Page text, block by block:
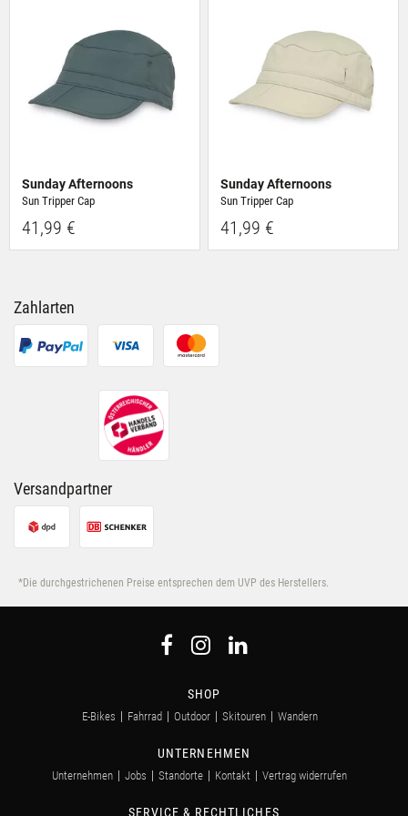
Sunday Afternoons
Sun Tripper Cap
41,99 €
Sunday Afternoons
Sun Tripper Cap
41,99 €
Zahlarten
Versandpartner
*Die durchgestrichenen Preise entsprechen dem UVP des Herstellers.
SHOP
E-Bikes Fahrrad Outdoor Skitouren Wandern
UNTERNEHMEN
Unternehmen Jobs Standorte Kontakt Vertrag widerrufen
SERVICE & RECHTLICHES